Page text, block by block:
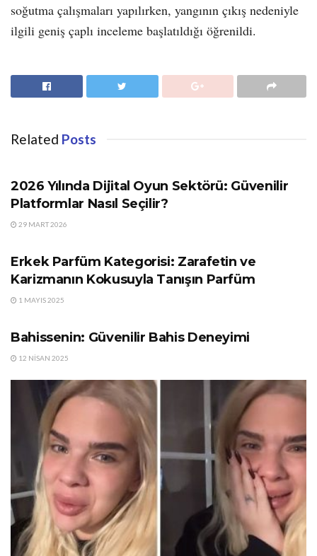
soğutma çalışmaları yapılırken, yangının çıkış nedeniyle
ilgili geniş çaplı inceleme başlatıldığı öğrenildi.
Related Posts
2026 Yılında Dijital Oyun Sektörü: Güvenilir
Platformlar Nasıl Seçilir?
29 MART 2026
Erkek Parfüm Kategorisi: Zarafetin ve
Karizmanın Kokusuyla Tanışın Parfüm
1 MAYIS 2025
Bahissenin: Güvenilir Bahis Deneyimi
12 NISAN 2025